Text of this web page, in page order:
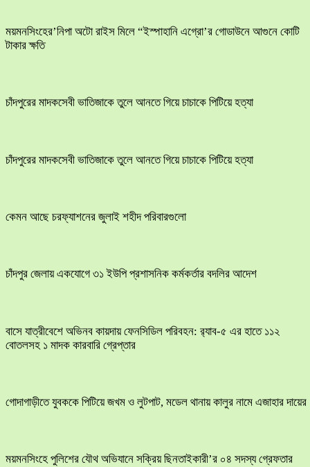
ময়মনসিংহের’নিপা অটো রাইস মিলে “ইস্পাহানি এগ্রো’র গোডাউনে আগুনে কোটি
টাকার ক্ষতি
চাঁদপুরের মাদকসেবী ভাতিজাকে তুলে আনতে গিয়ে চাচাকে পিটিয়ে হত্যা
চাঁদপুরের মাদকসেবী ভাতিজাকে তুলে আনতে গিয়ে চাচাকে পিটিয়ে হত্যা
কেমন আছে চরফ্যাশনের জুলাই শহীদ পরিবারগুলো
চাঁদপুর জেলায় একযোগে ৩১ ইউপি প্রশাসনিক কর্মকর্তার বদলির আদেশ
বাসে যাত্রীবেশে অভিনব কায়দায় ফেনসিডিল পরিবহন: র‍্যাব-৫ এর হাতে ১১২
বোতলসহ ১ মাদক কারবারি গ্রেপ্তার
​গোদাগাড়ীতে যুবককে পিটিয়ে জখম ও লুটপাট, মডেল থানায় কালুর নামে এজাহার দায়ের
ময়মনসিংহে পুলিশের যৌথ অভিযানে সক্রিয় ছিনতাইকারী’র ০৪ সদস্য গ্রেফতার